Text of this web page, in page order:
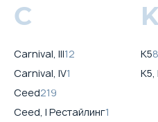
C
Carnival, III12
Carnival, IV1
Ceed219
Ceed, I Рестайлинг1
K5
K5,